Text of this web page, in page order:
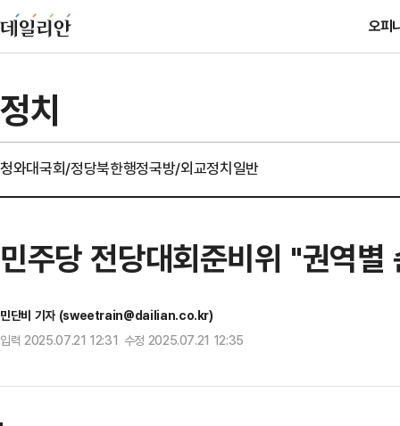
오피
정치
청와대국회/정당북한행정국방/외교정치일반
민주당 전당대회준비위 "권역
민단비 기자 (sweetrain@dailian.co.kr)
입력 2025.07.21 12:31 수정 2025.07.21 12:35